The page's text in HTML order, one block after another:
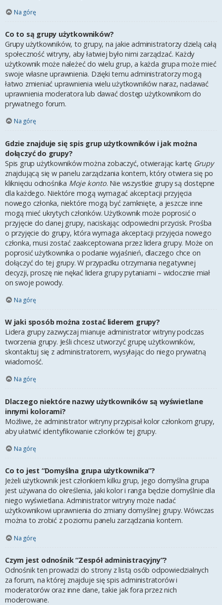
Na górę
Co to są grupy użytkowników?
Grupy użytkowników, to grupy, na jakie administratorzy dzielą całą
społeczność witryny, aby łatwiej było nimi zarządzać. Każdy
użytkownik może należeć do wielu grup, a każda grupa może mieć
swoje własne uprawnienia. Dzięki temu administratorzy mogą
łatwo zmieniać uprawnienia wielu użytkowników naraz, nadawać
uprawnienia moderatora lub dawać dostęp użytkownikom do
prywatnego forum.
Na górę
Gdzie znajduje się spis grup użytkowników i jak można
dołączyć do grupy?
Spis grup użytkowników można zobaczyć, otwierając kartę Grupy
znajdującą się w panelu zarządzania kontem, który otwiera się po
kliknięciu odnośnika Moje konto. Nie wszystkie grupy są dostępne
dla każdego. Niektóre mogą wymagać akceptacji przyjęcia
nowego członka, niektóre mogą być zamknięte, a jeszcze inne
mogą mieć ukrytych członków. Użytkownik może poprosić o
przyjęcie do danej grupy, naciskając odpowiedni przycisk. Prośba
o przyjęcie do grupy, która wymaga akceptacji przyjęcia nowego
członka, musi zostać zaakceptowana przez lidera grupy. Może on
poprosić użytkownika o podanie wyjaśnień, dlaczego chce on
dołączyć do tej grupy. W przypadku otrzymania negatywnej
decyzji, proszę nie nękać lidera grupy pytaniami – widocznie miał
on swoje powody.
Na górę
W jaki sposób można zostać liderem grupy?
Lidera grupy zazwyczaj mianuje administrator witryny podczas
tworzenia grupy. Jeśli chcesz utworzyć grupę użytkowników,
skontaktuj się z administratorem, wysyłając do niego prywatną
wiadomość.
Na górę
Dlaczego niektóre nazwy użytkowników są wyświetlane
innymi kolorami?
Możliwe, że administrator witryny przypisał kolor członkom grupy,
aby ułatwić identyfikowanie członków tej grupy.
Na górę
Co to jest “Domyślna grupa użytkownika”?
Jeżeli użytkownik jest członkiem kilku grup, jego domyślna grupa
jest używana do określenia, jaki kolor i ranga będzie domyślnie dla
niego wyświetlana. Administrator witryny może nadać
użytkownikowi uprawnienia do zmiany domyślnej grupy. Wówczas
można to zrobić z poziomu panelu zarządzania kontem.
Na górę
Czym jest odnośnik “Zespół administracyjny”?
Odnośnik ten prowadzi do strony z listą osób odpowiedzialnych
za forum, na której znajduje się spis administratorów i
moderatorów oraz inne dane, takie jak fora przez nich
moderowane.